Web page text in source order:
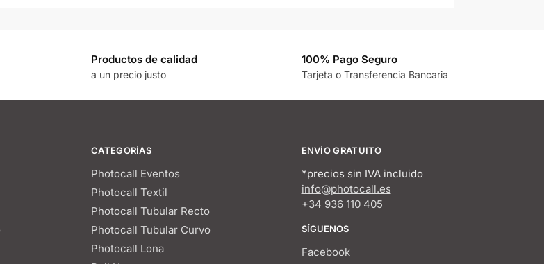
Productos de calidad
a un precio justo
100% Pago Seguro
Tarjeta o Transferencia Bancaria
CATEGORÍAS
Photocall Eventos
Photocall Textil
Photocall Tubular Recto
Photocall Tubular Curvo
Photocall Lona
ENVÍO GRATUITO
*precios sin IVA incluido
info@photocall.es
+34 936 110 405
SÍGUENOS
Facebook